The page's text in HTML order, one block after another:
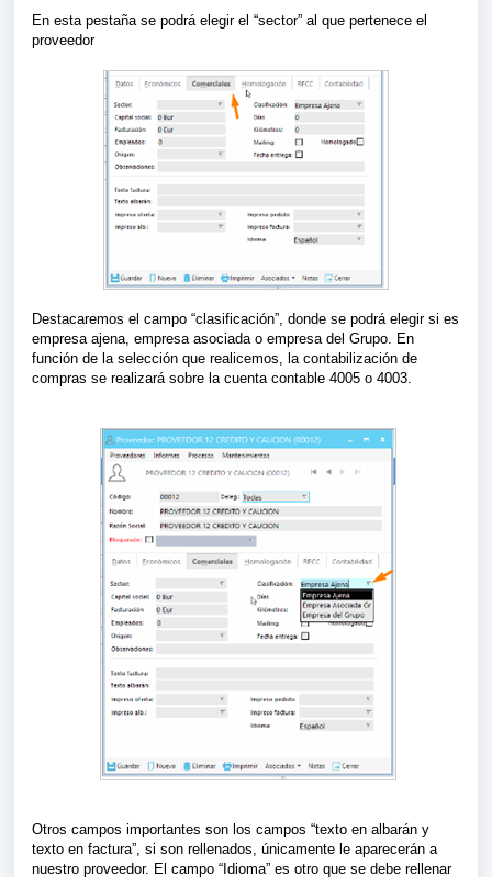
En esta pestaña se podrá elegir el “sector” al que pertenece el
proveedor
Destacaremos el campo “clasificación”, donde se podrá elegir si es
empresa ajena, empresa asociada o empresa del Grupo. En
función de la selección que realicemos, la contabilización de
compras se realizará sobre la cuenta contable 4005 o 4003.
Otros campos importantes son los campos “texto en albarán y
texto en factura”, si son rellenados, únicamente le aparecerán a
nuestro proveedor. El campo “Idioma” es otro que se debe rellenar